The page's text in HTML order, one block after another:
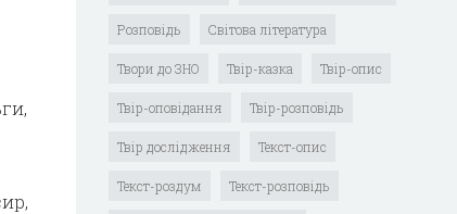
Розповідь Світова література
Твори до ЗНО Твір-казка Твір-опис
Твір-оповідання Твір-розповідь
Твір дослідження Текст-опис
Текст-роздум Текст-розповідь